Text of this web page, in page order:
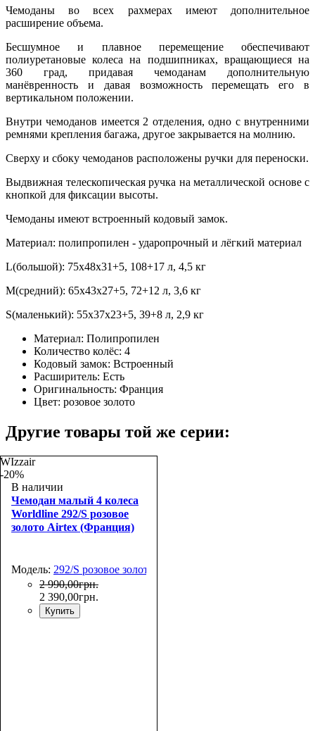
Чемоданы во всех рахмерах имеют дополнительное
расширение объема.
Бесшумное и плавное перемещение обеспечивают
полиуретановые колеса на подшипниках, вращающиеся на
360 град, придавая чемоданам дополнительную
манёвренность и давая возможность перемещать его в
вертикальном положении.
Внутри чемоданов имеется 2 отделения, одно с внутренними
ремнями крепления багажа, другое закрывается на молнию.
Сверху и сбоку чемоданов расположены ручки для переноски.
Выдвижная телескопическая ручка на металлической основе с
кнопкой для фиксации высоты.
Чемоданы имеют встроенный кодовый замок.
Материал: полипропилен - ударопрочный и лёгкий материал
L(большой): 75x48x31+5, 108+17 л, 4,5 кг
M(средний): 65x43x27+5, 72+12 л, 3,6 кг
S(маленький): 55x37x23+5, 39+8 л, 2,9 кг
Материал: Полипропилен
Количество колёс: 4
Кодовый замок: Встроенный
Расширитель: Есть
Оригинальность: Франция
Цвет: розовое золото
Другие товары той же серии:
WIzzair
-20%
В наличии
Чемодан малый 4 колеса
Worldline 292/S розовое
золото Airtex (Франция)
Модель: 292/S розовое золото
2 990,00грн.
2 390,00грн.
Купить